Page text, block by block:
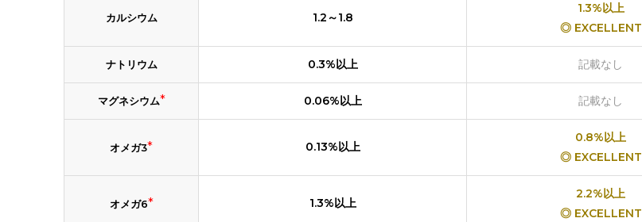
カルシウム 1.2～1.8
1.3%以上
◎ EXCELLENT
ナトリウム 0.3%以上 記載なし
マグネシウム* 0.06%以上 記載なし
オメガ3* 0.13%以上
0.8%以上
◎ EXCELLENT
オメガ6* 1.3%以上
2.2%以上
◎ EXCELLENT